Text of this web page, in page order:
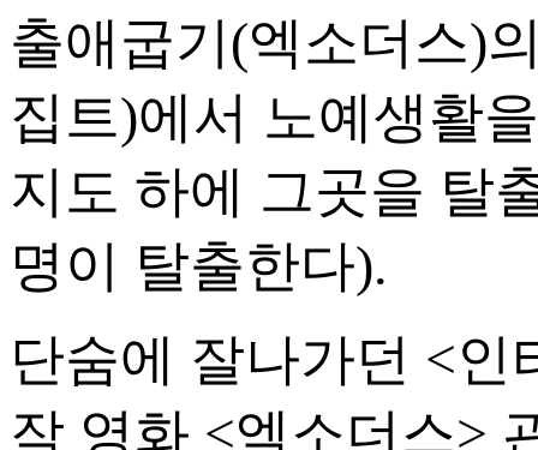
출애굽기(엑소더스)
집트)에서 노예생활
지도 하에 그곳을 탈
명이 탈출한다).
단숨에 잘나가던 <인
작 영화 <엑소더스>